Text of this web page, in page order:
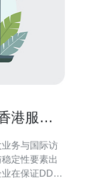
港服务
务与国际访
定性要素出
在保证DDoS